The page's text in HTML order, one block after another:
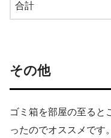
合計
その他
ゴミ箱を部屋の至ると
ったのでオススメです。